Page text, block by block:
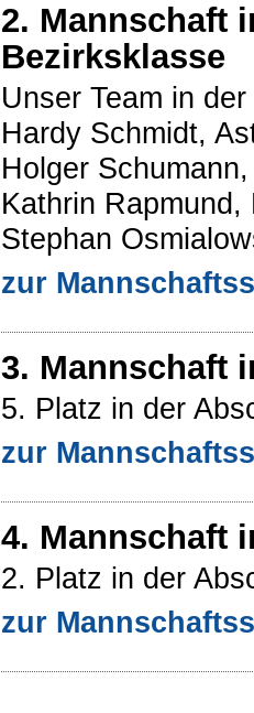
2. Mannschaft
Bezirksklasse
Unser Team in
Hardy Schmidt,
Holger
Kathrin Rapmund,
Stephan
zur
3. Mannschaft
5. Platz in der
zur
4. Mannschaft
2. Platz in der
zur